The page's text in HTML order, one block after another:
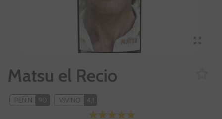
Matsu el Recio
PEÑÍN 90 VIVINO 4,1